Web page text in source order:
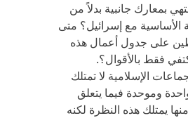
بمعارك جانبية بدلاً من
الأساسية مع إسرائيل؟ متى
على جدول أعمال هذه
فقط بالأقوال؟.
الإسلامية لا تمتلك
وموحدة فيما يتعلق
يمتلك هذه النظرة لكنه